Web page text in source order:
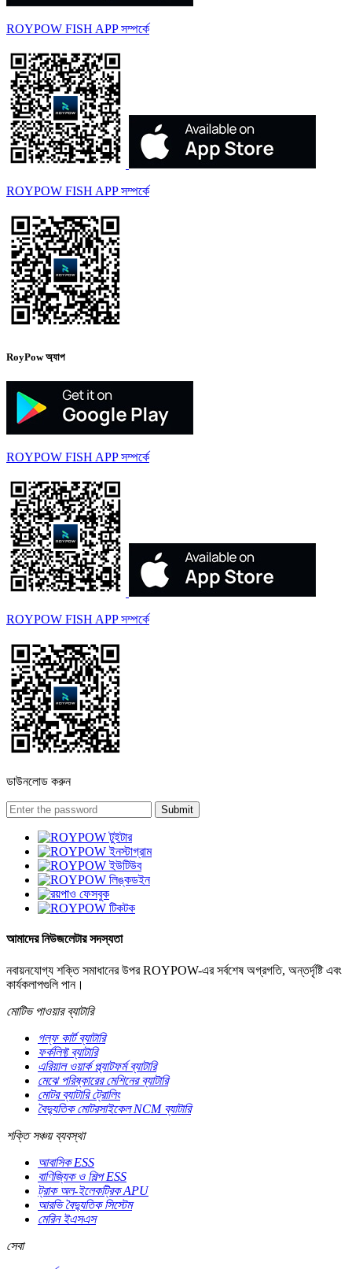
ROYPOW FISH APP সম্পর্কে
ROYPOW FISH APP সম্পর্কে
RoyPow অ্যাপ
ROYPOW FISH APP সম্পর্কে
ROYPOW FISH APP সম্পর্কে
ডাউনলোড করুন
আমাদের নিউজলেটার সদস্যতা
নবায়নযোগ্য শক্তি সমাধানের উপর ROYPOW-এর সর্বশেষ অগ্রগতি, অন্তর্দৃষ্টি এবং
কার্যকলাপগুলি পান।
মোটিভ পাওয়ার ব্যাটারি
গল্ফ কার্ট ব্যাটারি
ফর্কলিফ্ট ব্যাটারি
এরিয়াল ওয়ার্ক প্ল্যাটফর্ম ব্যাটারি
মেঝে পরিষ্কারের মেশিনের ব্যাটারি
মোটর ব্যাটারি ট্রোলিং
বৈদ্যুতিক মোটরসাইকেল NCM ব্যাটারি
শক্তি সঞ্চয় ব্যবস্থা
আবাসিক ESS
বাণিজ্যিক ও শিল্প ESS
ট্রাক অল-ইলেকট্রিক APU
আরভি বৈদ্যুতিক সিস্টেম
মেরিন ইএসএস
সেবা